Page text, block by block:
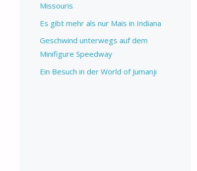
Missouris
Es gibt mehr als nur Mais in Indiana
Geschwind unterwegs auf dem
Minifigure Speedway
Ein Besuch in der World of Jumanji